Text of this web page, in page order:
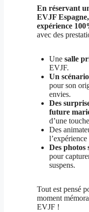
En réservant
EVJF
expérience
avec des
Une salle
EVJF.
Un
pour son
envies.
Des
future
d’une
Des
Des photos
pour
suspens.
Tout est pensé
moment
EVJF !